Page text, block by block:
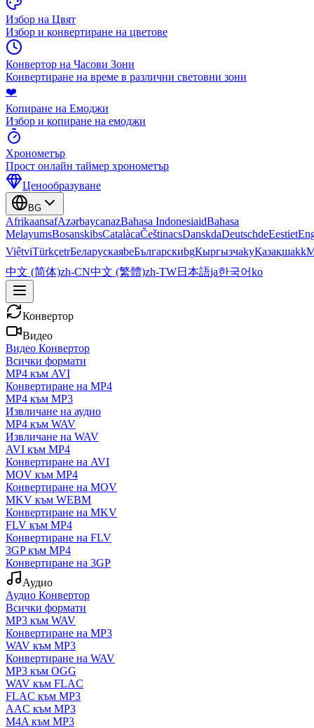
Избор на Цвят
Избор и конвертиране на цветове
Конвертор на Часови Зони
Конвертиране на време в различни световни зони
❤️
Копиране на Емоджи
Избор и копиране на емоджи
Хронометър
Прост онлайн таймер хронометър
Ценообразуване
BG
AfrikaansafAzərbaycanazBahasa IndonesiaidBahasa
MelayumsBosanskibsCatalàcaČeštinacsDanskdaDeutschdeEestiet
ViệtviTürkçetrБеларускаяbeБългарскиbgКыргызчаkyҚазақшаkk
中文 (简体)zh-CN中文 (繁體)zh-TW日本語ja한국어ko
Конвертор
Видео
Видео Конвертор
Всички формати
MP4 към AVI
Конвертиране на MP4
MP4 към MP3
Извличане на аудио
MP4 към WAV
Извличане на WAV
AVI към MP4
Конвертиране на AVI
MOV към MP4
Конвертиране на MOV
MKV към WEBM
Конвертиране на MKV
FLV към MP4
Конвертиране на FLV
3GP към MP4
Конвертиране на 3GP
Аудио
Аудио Конвертор
Всички формати
MP3 към WAV
Конвертиране на MP3
WAV към MP3
Конвертиране на WAV
MP3 към OGG
WAV към FLAC
FLAC към MP3
AAC към MP3
M4A към MP3